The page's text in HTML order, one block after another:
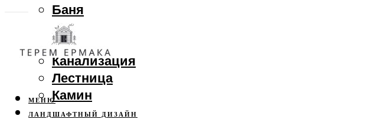
Баня
Веранда
Забор
Канализация
Лестница
Камин
ЛАНДШАФТНЫЙ ДИЗАЙН
МЕНЮ